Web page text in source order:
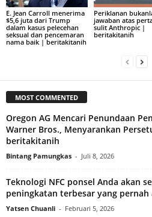
E. Jean Carroll menerima
$5,6 juta dari Trump
dalam kasus pelecehan
seksual dan pencemaran
nama baik | beritakitanih
Periklanan
jawaban atas
sulit Anthropic |
beritakitanih
MOST COMMENTED
Oregon AG Mencari Penundaan
Warner Bros., Menyarankan
beritakitanih
Bintang Pamungkas - Juli 8, 2026
Teknologi NFC ponsel Anda akan
peningkatan terbesar yang pernah
Yatsen Chuanli - Februari 5, 2026